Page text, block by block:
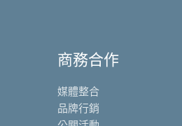
商務合作
媒體整合
品牌行銷